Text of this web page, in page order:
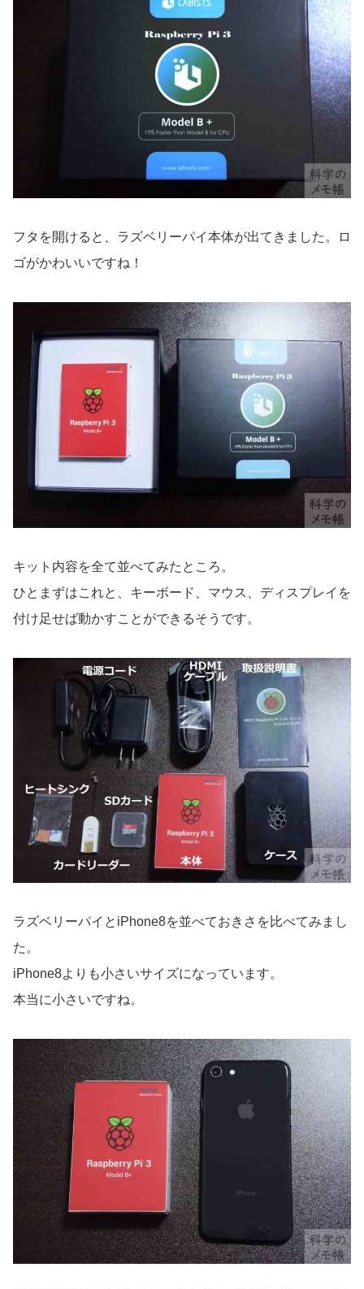
フタを開けると、ラズベリーパイ本体が出てきました。ロ
ゴがかわいいですね！
キット内容を全て並べてみたところ。
ひとまずはこれと、キーボード、マウス、ディスプレイを
付け足せば動かすことができるそうです。
ラズベリーパイとiPhone8を並べておきさを比べてみまし
た。
iPhone8よりも小さいサイズになっています。
本当に小さいですね。